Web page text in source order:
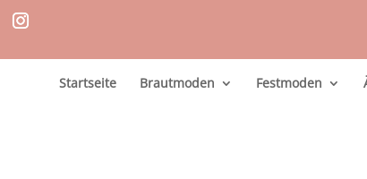
Startseite Brautmoden Festmoden